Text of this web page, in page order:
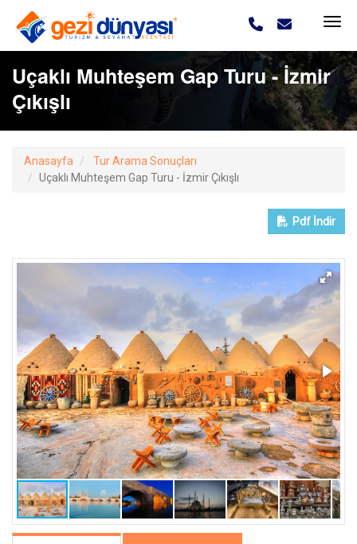
Uçaklı Muhteşem Gap Turu - İzmir
Çıkışlı
Anasayfa
Tur Arama Sonuçları
Uçaklı Muhteşem Gap Turu - İzmir Çıkışlı
Pdf İndir